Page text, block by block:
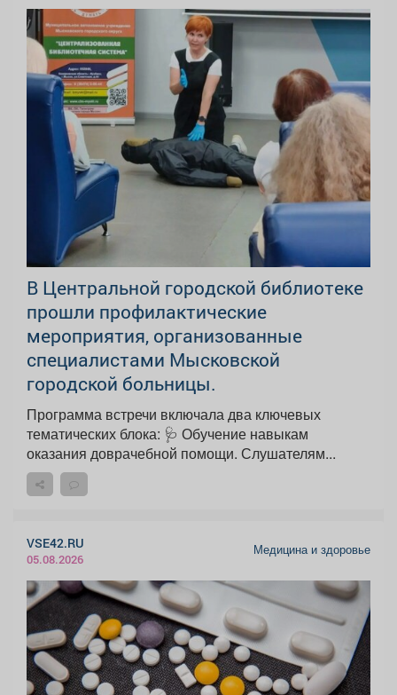
В Центральной городской библиотеке
прошли профилактические
мероприятия, организованные
специалистами Мысковской
городской больницы.
Программа встречи включала два ключевых
тематических блока: 🩺 Обучение навыкам
оказания доврачебной помощи. Слушателям...
VSE42.RU
05.08.2026
Медицина и здоровье